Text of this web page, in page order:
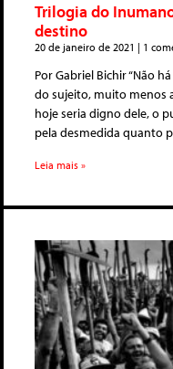
Trilogia do
destino
20 de janeiro de 2021 1
Por Gabriel Bichir “Não
do sujeito, muito menos
hoje seria digno dele, o
pela desmedida quanto
Leia mais »